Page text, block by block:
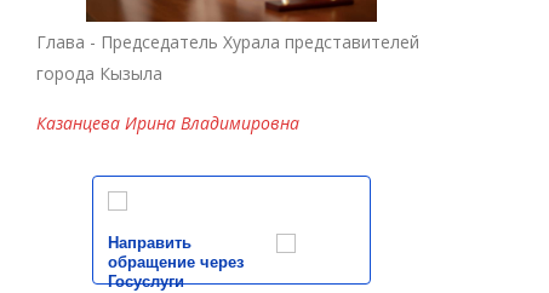
Глава - Председатель Хурала представителей
города Кызыла
Казанцева Ирина Владимировна
Направить
обращение через
Госуслуги